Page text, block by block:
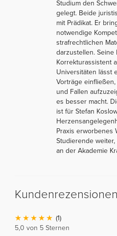
Studium den
gelegt. Beide
mit Prädikat. Er
notwendige
strafrechtlichen
darzustellen. Seine
Korrekturassistent
Universitäten lässt
Vorträge
und Fallen
es besser macht.
ist für Stefan
Praxis erworbenes
Studierende
an der Akademie
Kundenrezensionen
(1)
5,0 von 5 Sternen